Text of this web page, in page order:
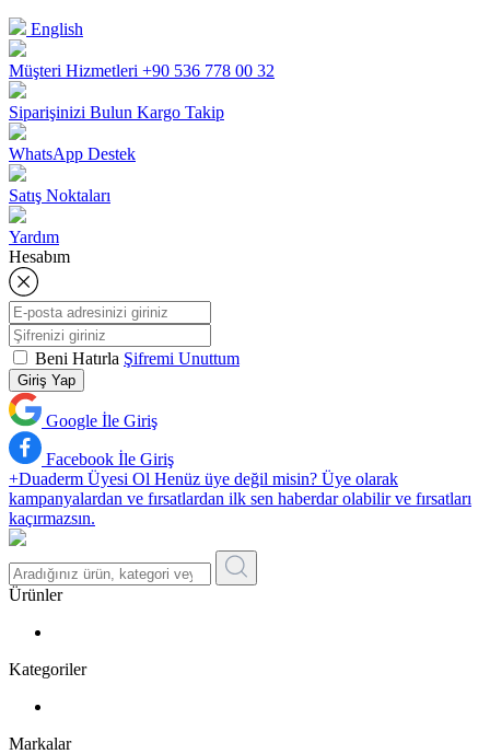
English
Müşteri Hizmetleri +90 536 778 00 32
Siparişinizi Bulun Kargo Takip
WhatsApp Destek
Satış Noktaları
Yardım
Hesabım
Beni Hatırla Şifremi Unuttum
Giriş Yap
Google İle Giriş
Facebook İle Giriş
+Duaderm Üyesi Ol Henüz üye değil misin? Üye olarak
kampanyalardan ve fırsatlardan ilk sen haberdar olabilir ve fırsatları
kaçırmazsın.
Ürünler
Kategoriler
Markalar